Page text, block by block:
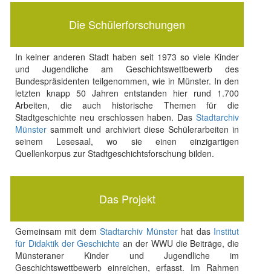
Die Schülerforschungen
In keiner anderen Stadt haben seit 1973 so viele Kinder
und Jugendliche am Geschichtswettbewerb des
Bundespräsidenten teilgenommen, wie in Münster. In den
letzten knapp 50 Jahren entstanden hier rund 1.700
Arbeiten, die auch historische Themen für die
Stadtgeschichte neu erschlossen haben. DasStadtarchiv
Münstersammelt und archiviert diese Schülerarbeiten in
seinem Lesesaal, wo sie einen einzigartigen
Quellenkorpus zur Stadtgeschichtsforschung bilden.
Das Projekt
Gemeinsam mit demStadtarchiv Münsterhat das Institut
für Didaktik der Geschichte an der WWU die Beiträge, die
Münsteraner Kinder und Jugendliche im
Geschichtswettbewerb einreichen, erfasst. Im Rahmen